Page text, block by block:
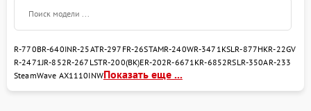
R-770BR-640INR-25ATR-297FR-26STAMR-240WR-3471KSL R-877HKR-22GV
R-2471JR-852R-267LSTR-200(BK)ER-202R-6671KR-6852RSL R-350AR-233
SteamWave AX1110INWПоказать еще ...